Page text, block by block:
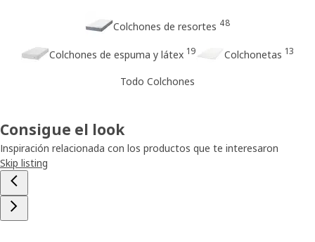
Colchones de resortes 48
Colchones de espuma y látex 19 Colchonetas 13
Todo Colchones
Consigue el look
Inspiración relacionada con los productos que te interesaron
Skip listing